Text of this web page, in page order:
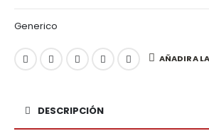
Generico
AÑADIR A
DESCRIPCIÓN